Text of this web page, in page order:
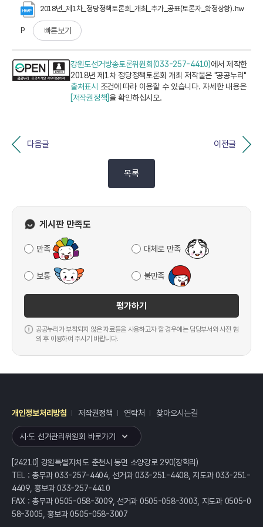
2018년_제1차_정당정책토론회_개최_추가_공표(토론자_확정상황).hw
p 빠른보기
강원도선거방송토론위원회(033-257-4410)에서 제작한
2018년 제1차 정당정책토론회 개최 저작물은 "공공누리"
출처표시 조건에 따라 이용할 수 있습니다. 자세한 내용은
[저작권정책]을 확인하십시오.
다음글 이전글
목록
게시판 만족도
만족 대체로 만족
보통 불만족
평가하기
공공누리가 부착되지 않은 자료들을 사용하고자 할 경우에는 담당부서와 사전 협
의 후 이용하여 주시기 바랍니다.
개인정보처리방침 저작권정책 연락처 찾아오시는길
시·도 선거관리위원회 바로가기
[24210] 강원특별자치도 춘천시 동면 소양강로 290(장학리)
TEL : 총무과 033-257-4404, 선거과 033-251-4408, 지도과 033-251-
4409, 홍보과 033-257-4410
FAX : 총무과 0505-058-3009, 선거과 0505-058-3003, 지도과 0505-0
58-3005, 홍보과 0505-058-3007